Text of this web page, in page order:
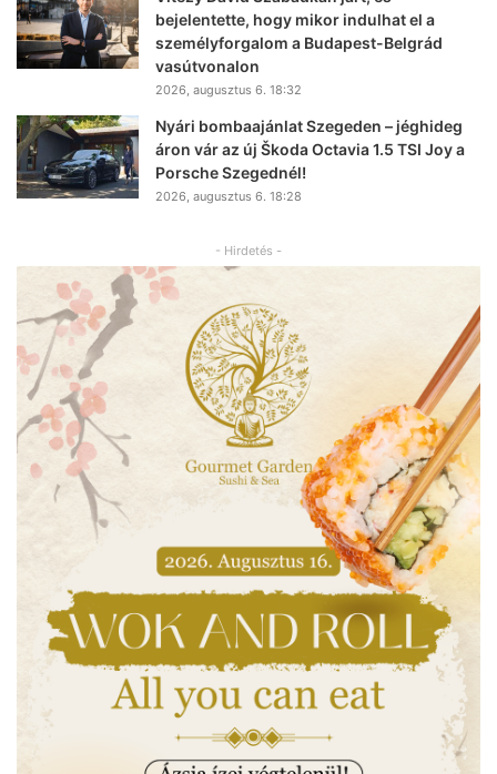
bejelentette, hogy mikor indulhat el a
személyforgalom a Budapest-Belgrád
vasútvonalon
2026, augusztus 6. 18:32
Nyári bombaajánlat Szegeden – jéghideg
áron vár az új Škoda Octavia 1.5 TSI Joy a
Porsche Szegednél!
2026, augusztus 6. 18:28
- Hirdetés -